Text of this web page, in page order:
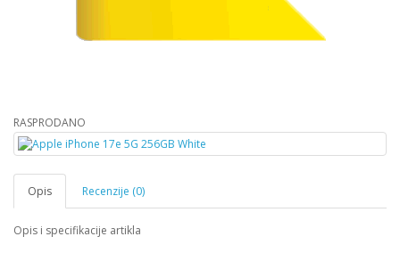
RASPRODANO
Opis Recenzije (0)
Opis i specifikacije artikla